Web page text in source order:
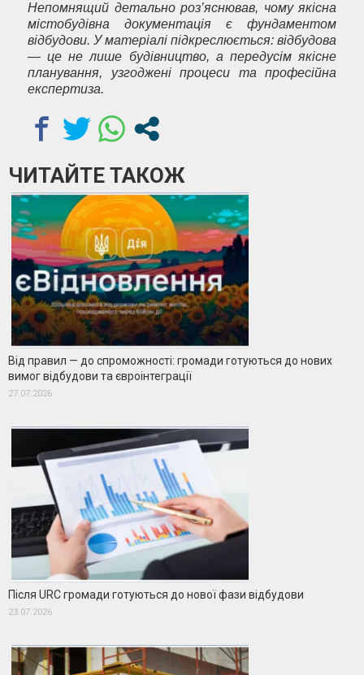
Непомнящий детально роз’яснював, чому якісна
містобудівна документація є фундаментом
відбудови. У матеріалі підкреслюється: відбудова
— це не лише будівництво, а передусім якісне
планування, узгоджені процеси та професійна
експертиза.
ЧИТАЙТЕ ТАКОЖ
Від правил — до спроможності: громади готуються до нових
вимог відбудови та євроінтеграції
27.07.2026
Після URC громади готуються до нової фази відбудови
23.07.2026